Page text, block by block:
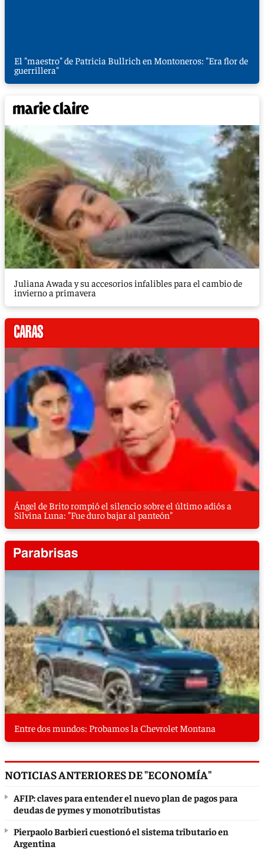
El "maestro" de Patricia Bullrich en Montoneros: "Era flor de
guerrillera"
Juliana Awada y su accesorios infalibles para el cambio de
invierno a primavera
Ángel de Brito rompió el silencio sobre el último adiós a
Silvina Luna: "Fue duro bajar al panteón"
Entre dos mundos: Probamos la Chevrolet Montana
NOTICIAS ANTERIORES DE "ECONOMÍA"
AFIP: claves para entender el nuevo plan de pagos para
deudas de pymes y monotributistas
Pierpaolo Barbieri cuestionó el sistema tributario en
Argentina